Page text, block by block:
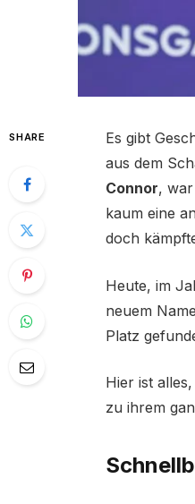
SHARE
Es gibt
aus dem
Connor,
kaum eine
doch
Heute, im
neuem
Platz
Hier ist
zu ihrem